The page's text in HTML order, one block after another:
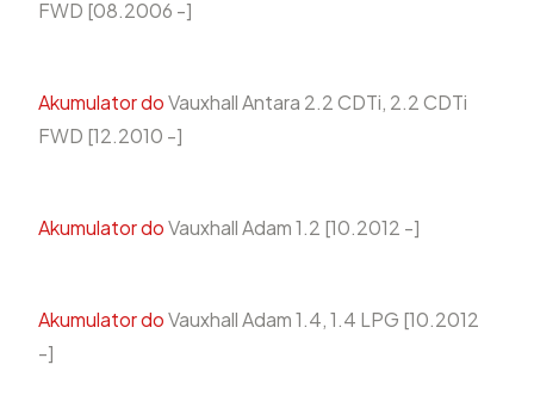
FWD [08.2006 -]
Akumulator doVauxhall Antara 2.2 CDTi, 2.2 CDTi
FWD [12.2010 -]
Akumulator doVauxhall Adam 1.2 [10.2012 -]
Akumulator doVauxhall Adam 1.4, 1.4 LPG [10.2012
-]